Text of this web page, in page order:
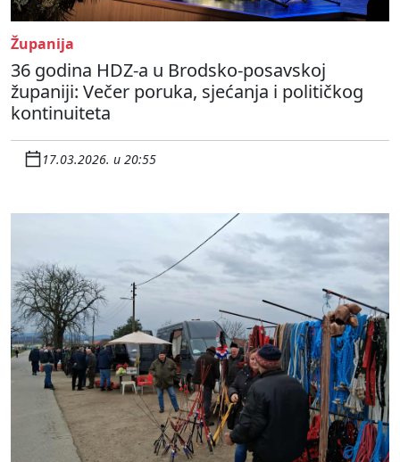
Županija
36 godina HDZ-a u Brodsko-posavskoj
županiji: Večer poruka, sjećanja i političkog
kontinuiteta
17.03.2026. u 20:55